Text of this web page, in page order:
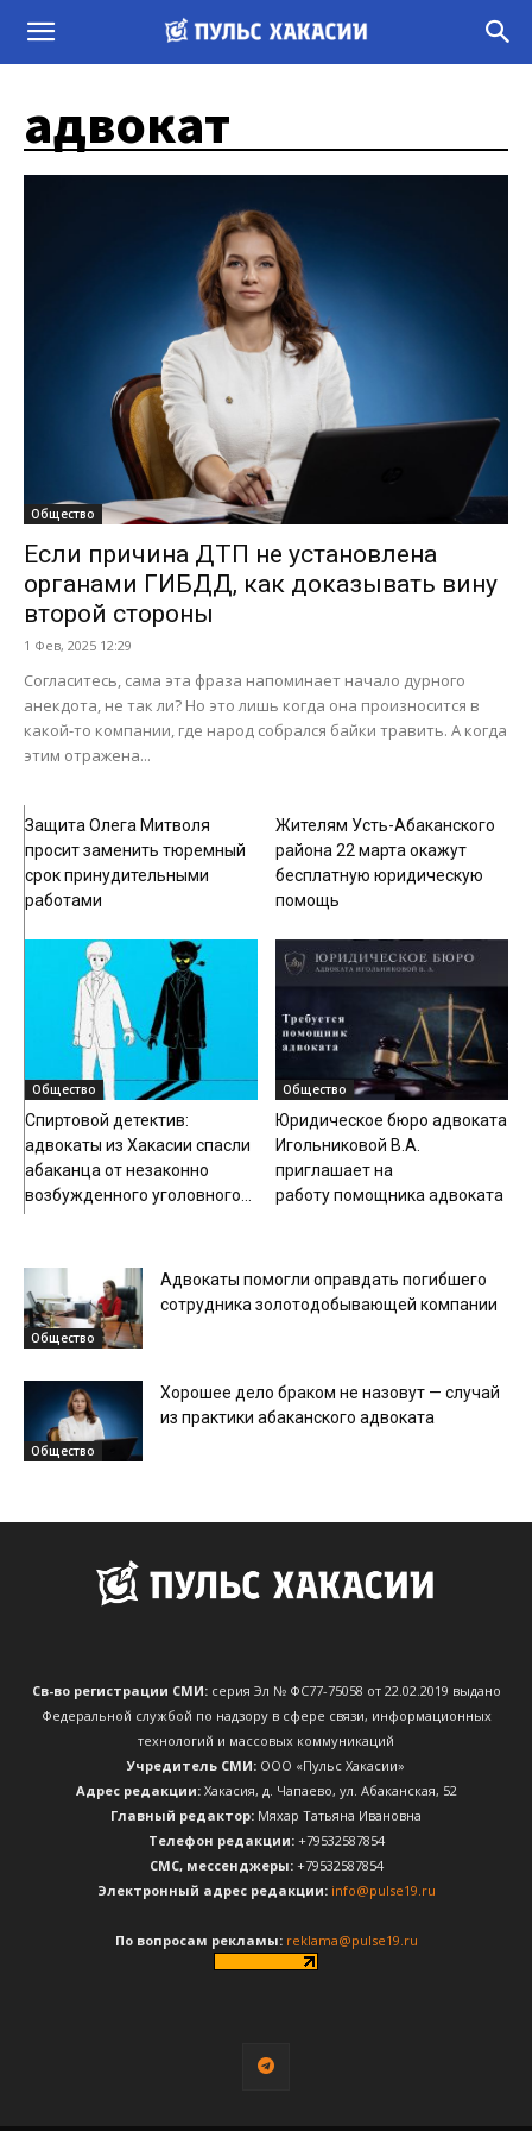
адвокат
Общество
Если причина ДТП не установлена
органами ГИБДД, как доказывать вину
второй стороны
1 Фев, 2025 12:29
Согласитесь, сама эта фраза напоминает начало дурного
анекдота, не так ли? Но это лишь когда она произносится в
какой-то компании, где народ собрался байки травить. А когда
этим отражена...
Защита Олега Митволя
просит заменить тюремный
срок принудительными
работами
Жителям Усть-Абаканского
района 22 марта окажут
бесплатную юридическую
помощь
Общество
Спиртовой детектив:
адвокаты из Хакасии спасли
абаканца от незаконно
возбужденного уголовного...
Общество
Юридическое бюро адвоката
Игольниковой В.А.
приглашает на
работу помощника адвоката
Общество
Адвокаты помогли оправдать погибшего
сотрудника золотодобывающей компании
Общество
Хорошее дело браком не назовут — случай
из практики абаканского адвоката
Св-во регистрации СМИ:серия Эл № ФС77-75058 от 22.02.2019 выдано
Федеральной службой по надзору в сфере связи, информационных
технологий и массовых коммуникаций
Учредитель СМИ: ООО «Пульс Хакасии»
Адрес редакции:Хакасия, д. Чапаево, ул. Абаканская, 52
Главный редактор: Мяхар Татьяна Ивановна
Телефон редакции:+79532587854
CМС, мессенджеры:+79532587854
Электронный адрес редакции: info@pulse19.ru
По вопросам рекламы: reklama@pulse19.ru